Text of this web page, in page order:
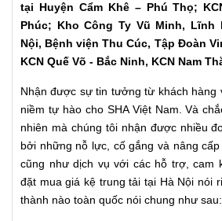
tại Huyện Cẩm Khê – Phú Thọ;
Phúc; Kho Công Ty Vũ Minh, Lĩnh
Nội, Bệnh viện Thu Cúc, Tập Đoàn
KCN Quế Võ - Bắc Ninh, KCN Nam
Nhận được sự tin tưởng từ khách hàng
niềm tự hào cho SHA Việt Nam. Và
nhiên mà chúng tôi nhận được nhiều
bởi những nỗ lực, cố gắng và nâng
cũng như dịch vụ với các hỗ trợ, cam
đặt mua giá kệ trung tải tại Hà Nội nói
thành nào toàn quốc nói chung như sau: